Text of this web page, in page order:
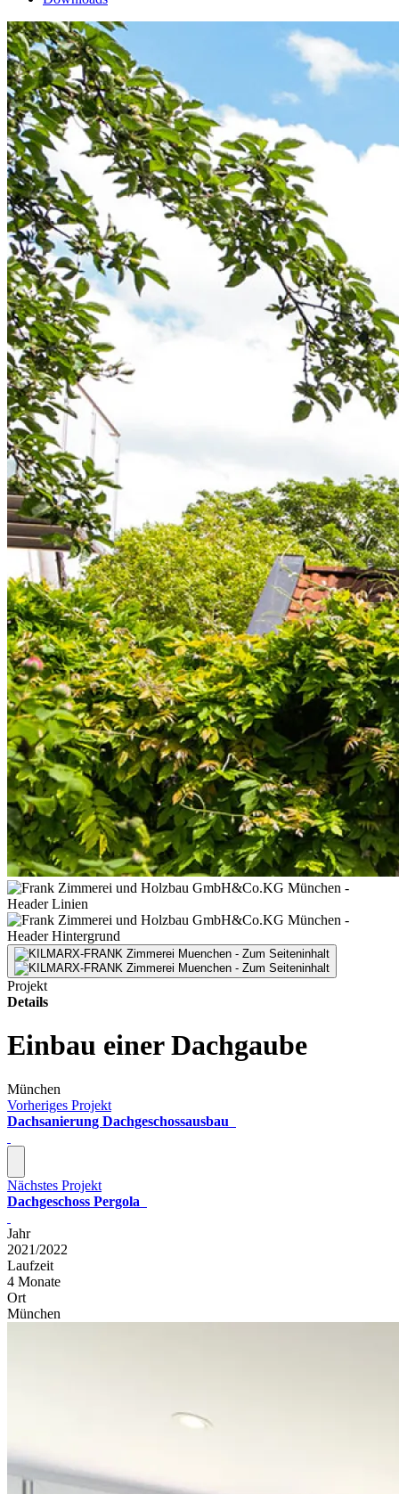
Projekt
Details
Einbau einer Dachgaube
München
Vorheriges Projekt
Dachsanierung Dachgeschossausbau
Nächstes Projekt
Dachgeschoss Pergola
Jahr
2021/2022
Laufzeit
4 Monate
Ort
München